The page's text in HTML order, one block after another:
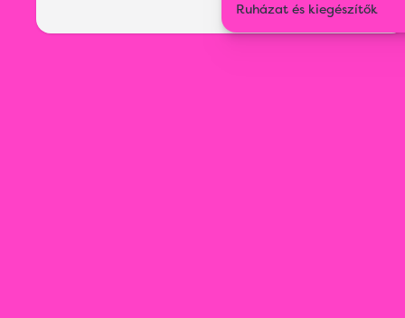
Ruházat és kiegészítők